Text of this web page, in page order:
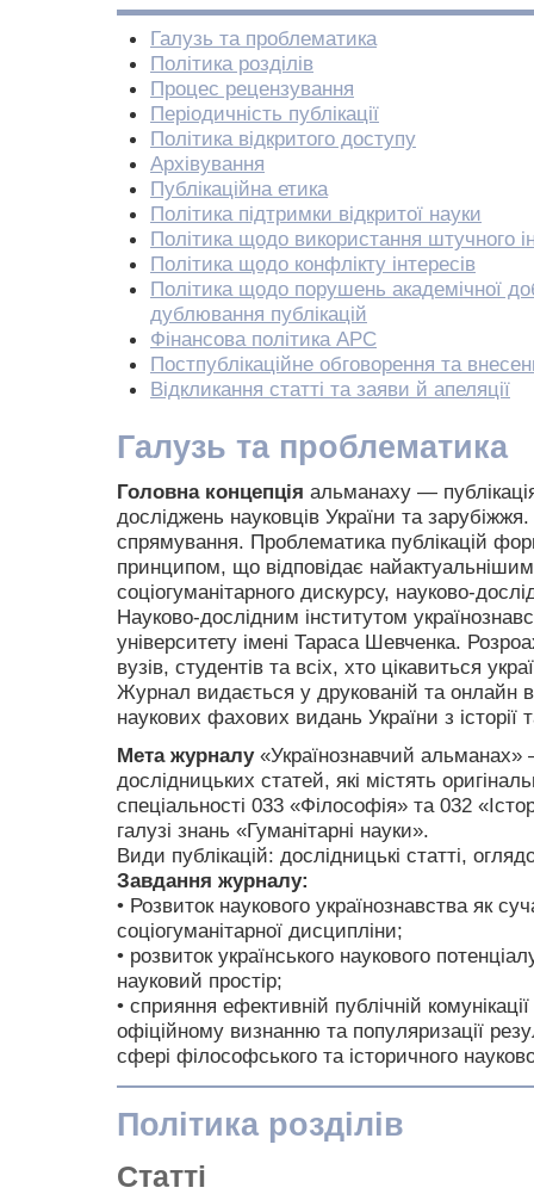
Галузь та проблематика
Політика розділів
Процес рецензування
Періодичність публікації
Політика відкритого доступу
Архівування
Публікаційна етика
Політика підтримки відкритої науки
Політика щодо використання штучного
Політика щодо конфлікту інтересів
Політика щодо порушень академічної
дублювання публікацій
Фінансова політика APC
Постпублікаційне обговорення та
Відкликання статті та заяви й апеляції
Галузь та проблематика
Головна концепція альманаху —
досліджень науковців України та
спрямування. Проблематика публікацій
принципом, що відповідає
соціогуманітарного дискурсу, науково-
Науково-дослідним інститутом
університету імені Тараса Шевченка.
вузів, студентів та всіх, хто цікавиться
Журнал видається у друкованій та онлайн
наукових фахових видань України з історії
Мета журналу«Українознавчий альманах»
дослідницьких статей, які містять
спеціальності 033 «Філософія» та 032
галузі знань «Гуманітарні науки».
Види публікацій: дослідницькі статті,
Завдання журналу:
• Розвиток наукового українознавства як
соціогуманітарної дисципліни;
• розвиток українського наукового
науковий простір;
• сприяння ефективній публічній
офіційному визнанню та популяризації
сфері філософського та історичного
Політика розділів
Статті